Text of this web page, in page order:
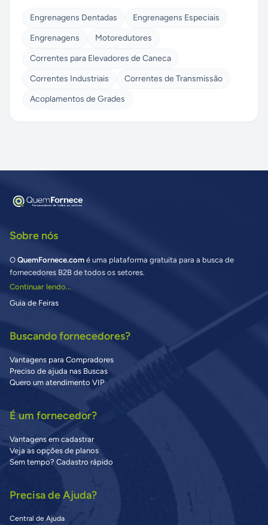
Engrenagens Dentadas
Engrenagens Especiais
Engrenagens
Motoredutores
Correntes para Elevadores de Caneca
Correntes Industriais
Correntes de Transmissão
Acoplamentos de Grades
Sobre nós
O QuemFornece.com é uma plataforma gratuita para a busca de
fornecedores B2B de todos os setores.
Continuar lendo...
Guia de Feiras
Buscando fornecedores?
Vantagens para Compradores
Preciso de ajuda nas Buscas
Quero um atendimento VIP
É um fornecedor?
Vantagens em cadastrar
Veja as opções de planos
Sem tempo? Cadastro rápido
Precisa de Ajuda?
Central de Ajuda